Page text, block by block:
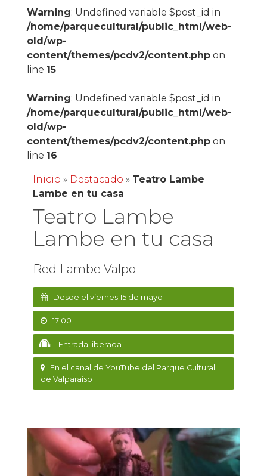
Warning: Undefined variable $post_id in
/home/parquecultural/public_html/web-
old/wp-
content/themes/pcdv2/content.phpon
line 15
Warning: Undefined variable $post_id in
/home/parquecultural/public_html/web-
old/wp-
content/themes/pcdv2/content.phpon
line 16
Inicio » Destacado » Teatro Lambe
Lambe en tu casa
Teatro Lambe
Lambe en tu casa
Red Lambe Valpo
Desde el viernes 15 de mayo
17:00
Entrada liberada
En el canal de YouTube del Parque Cultural
de Valparaíso